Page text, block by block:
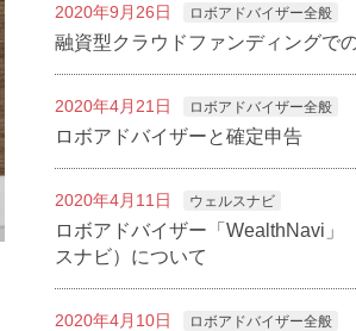
2020年9月26日 ロボアドバイザー全般
融資型クラウドファンディングで
2020年4月21日 ロボアドバイザー全般
ロボアドバイザーと確定申告
2020年4月11日 ウェルスナビ
ロボアドバイザー「WealthNavi」
スナビ）について
2020年4月10日 ロボアドバイザー全般